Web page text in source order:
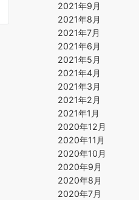
2021年9月
2021年8月
2021年7月
2021年6月
2021年5月
2021年4月
2021年3月
2021年2月
2021年1月
2020年12月
2020年11月
2020年10月
2020年9月
2020年8月
2020年7月